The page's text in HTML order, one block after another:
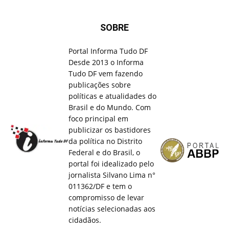
SOBRE
Portal Informa Tudo DF
Desde 2013 o Informa
Tudo DF vem fazendo
publicações sobre
políticas e atualidades do
Brasil e do Mundo. Com
foco principal em
publicizar os bastidores
da política no Distrito
Federal e do Brasil, o
portal foi idealizado pelo
jornalista Silvano Lima n°
011362/DF e tem o
compromisso de levar
notícias selecionadas aos
cidadãos.